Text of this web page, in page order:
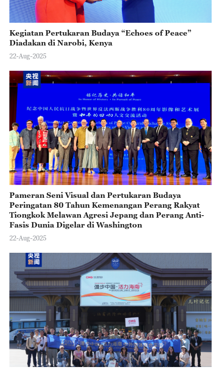
Kegiatan Pertukaran Budaya “Echoes of Peace”
Diadakan di Narobi, Kenya
22-Aug-2025
Pameran Seni Visual dan Pertukaran Budaya
Peringatan 80 Tahun Kemenangan Perang Rakyat
Tiongkok Melawan Agresi Jepang dan Perang Anti-
Fasis Dunia Digelar di Washington
22-Aug-2025